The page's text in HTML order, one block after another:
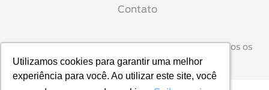
Utilizamos cookies para garantir uma melhor
experiência para você. Ao utilizar este site, você
Utilizamos cookies para garantir uma melhor
experiência para você. Ao utilizar este site, você
Contato
INNOFORM LTDA - CNPJ: 01.371.166/0001-87 © Todos os
direitos reservados. 2026